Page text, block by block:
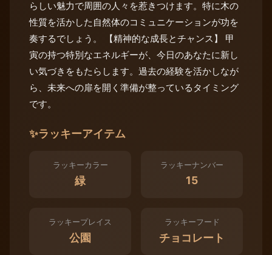
らしい魅力で周囲の人々を惹きつけます。特に木の
性質を活かした自然体のコミュニケーションが功を
奏するでしょう。 【精神的な成長とチャンス】 甲
寅の持つ特別なエネルギーが、今日のあなたに新し
い気づきをもたらします。過去の経験を活かしなが
ら、未来への扉を開く準備が整っているタイミング
です。
✨ラッキーアイテム
ラッキーカラー
緑
ラッキーナンバー
15
ラッキープレイス
公園
ラッキーフード
チョコレート